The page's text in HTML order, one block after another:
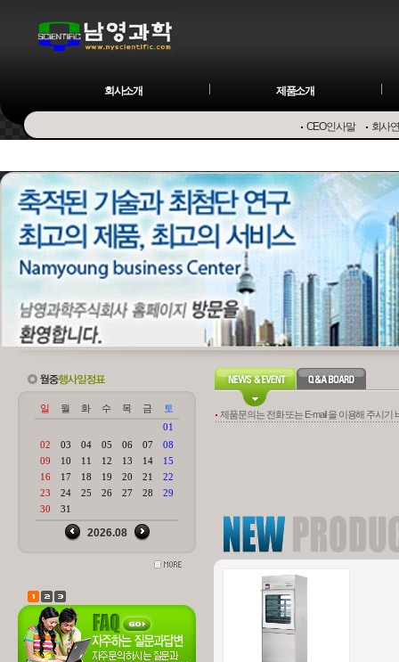
회사소개 제품소개
CEO인사말 회사
제품문의는 전화 또는 E-mail 을 이용해 주시기
Preparative LC
Assistant Module 6000
(펌..